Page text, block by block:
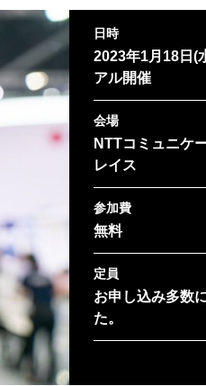
日時
2023年1月18日(
アル開催
会場
NTTコミュニケ
レイス
参加費
無料
定員
お申し込み多数
た。